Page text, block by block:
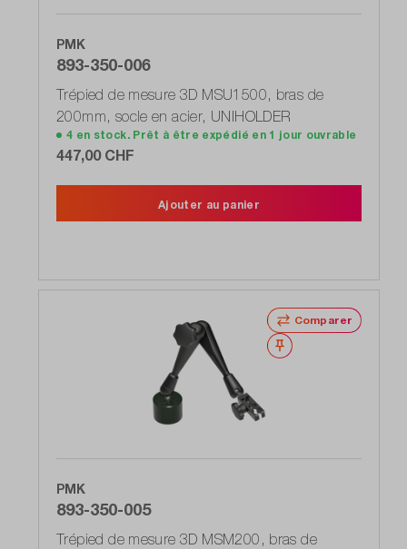
PMK
893-350-006
Trépied de mesure 3D MSU1500, bras de
200mm, socle en acier, UNIHOLDER
4 en stock. Prêt à être expédié en 1 jour ouvrable
447,00 CHF
Ajouter au panier
Comparer
Noter
PMK
893-350-005
Trépied de mesure 3D MSM200, bras de